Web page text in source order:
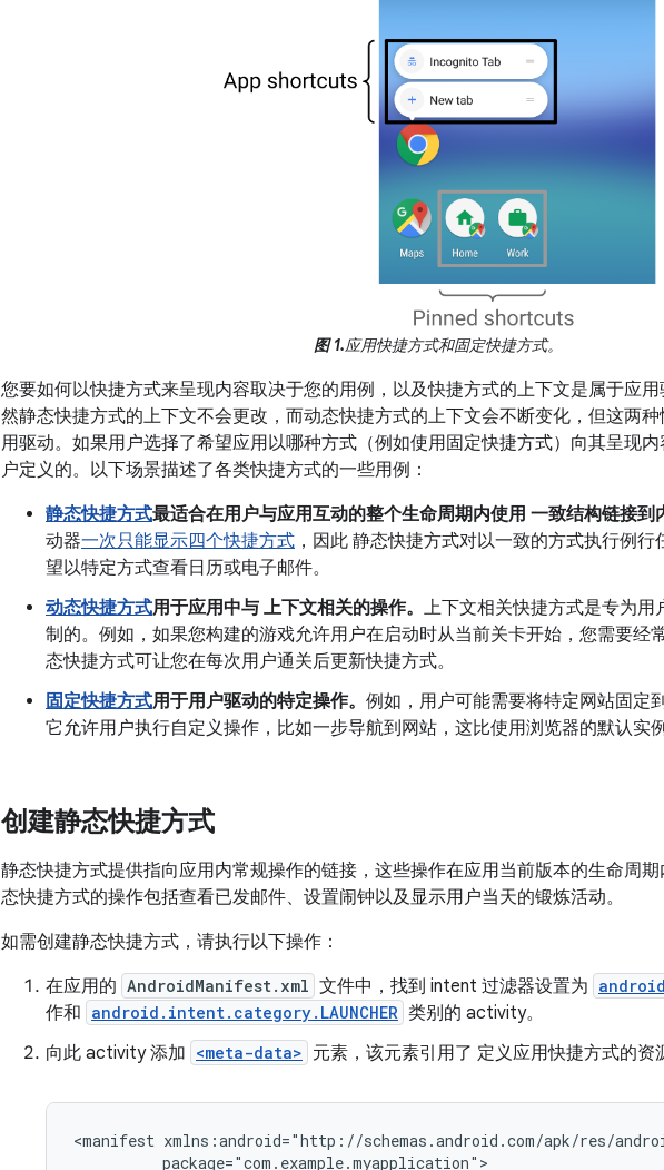
图 1.应用快捷方式和固定快捷方式。
您要如何以快捷方式来呈现内容取决于您的用例，以及快捷方式的上下文是属于应
然静态快捷方式的上下文不会更改，而动态快捷方式的上下文会不断变化，但这两
用驱动。如果用户选择了希望应用以哪种方式（例如使用固定快捷方式）向其呈现
户定义的。以下场景描述了各类快捷方式的一些用例：
静态快捷方式最适合在用户与应用互动的整个生命周期内使用 一致结构链接到
动器一次只能显示四个快捷方式 ，因此 静态快捷方式对以一致的方式执行例
望以特定方式查看日历或电子邮件。
动态快捷方式用于应用中与 上下文相关的操作。 上下文相关快捷方式是专为用
制的。例如，如果您构建的游戏允许用户在启动时从当前关卡开始，您需要经
态快捷方式可让您在每次用户通关后更新快捷方式。
固定快捷方式用于用户驱动的特定操作。 例如，用户可能需要将特定网站固定
它允许用户执行自定义操作，比如一步导航到网站，这比使用浏览器的默认实
创建静态快捷方式
静态快捷方式提供指向应用内常规操作的链接，这些操作在应用当前版本的生命周
态快捷方式的操作包括查看已发邮件、设置闹钟以及显示用户当天的锻炼活动。
如需创建静态快捷方式，请执行以下操作：
在应用的 AndroidManifest.xml 文件中，找到 intent 过滤器设置为
作和 android.intent.category.LAUNCHER 类别的 activity。
向此 activity 添加 <meta-data> 元素，该元素引用了 定义应用快捷方式的资
<manifest